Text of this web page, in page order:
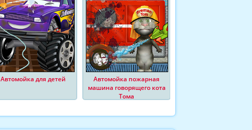
Автомойка для детей
Автомойка пожарная
машина говорящего кота
Тома